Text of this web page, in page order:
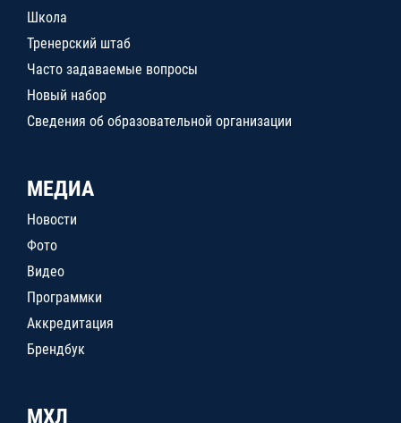
Школа
Тренерский штаб
Часто задаваемые вопросы
Новый набор
Сведения об образовательной организации
МЕДИА
Новости
Фото
Видео
Программки
Аккредитация
Брендбук
МХЛ